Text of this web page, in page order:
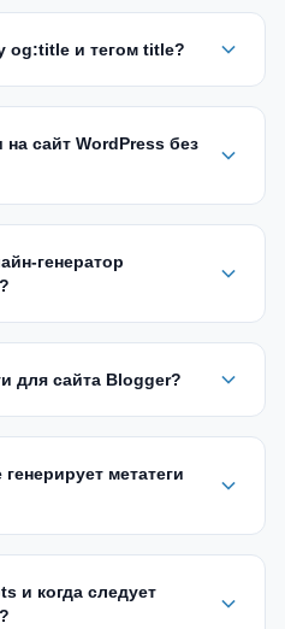
og:title и тегом title?
на сайт WordPress без
генератор
для сайта Blogger?
метатеги
и когда следует